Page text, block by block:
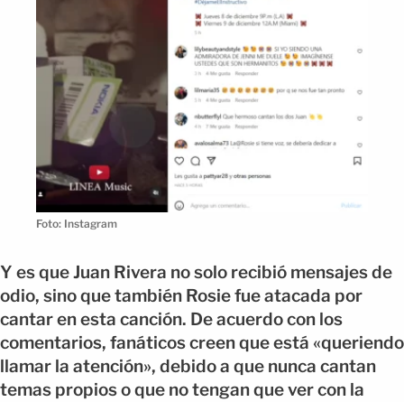
Foto: Instagram
Y es que Juan Rivera no solo recibió mensajes de
odio, sino que también Rosie fue atacada por
cantar en esta canción. De acuerdo con los
comentarios, fanáticos creen que está «queriendo
llamar la atención», debido a que nunca cantan
temas propios o que no tengan que ver con la